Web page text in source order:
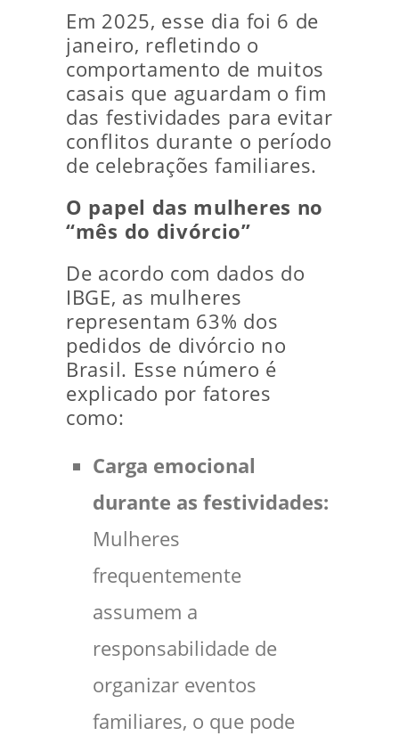
Em 2025, esse dia foi 6 de
janeiro, refletindo o
comportamento de muitos
casais que aguardam o fim
das festividades para evitar
conflitos durante o período
de celebrações familiares.
O papel das mulheres no
“mês do divórcio”
De acordo com dados do
IBGE, as mulheres
representam 63% dos
pedidos de divórcio no
Brasil. Esse número é
explicado por fatores
como:
Carga emocional
durante as festividades:
Mulheres
frequentemente
assumem a
responsabilidade de
organizar eventos
familiares, o que pode